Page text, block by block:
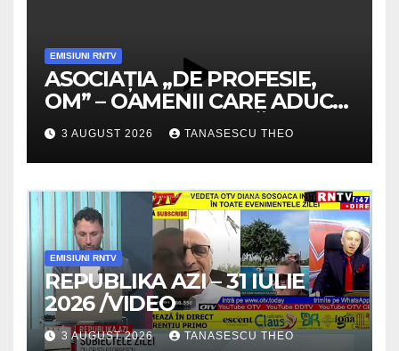
EMISIUNI RNTV
ASOCIAȚIA „DE PROFESIE,
OM” – OAMENII CARE ADUC
VALOARE COMUNITĂȚII /
SECRETELE SUCCESULUI
/VIDEO
3 AUGUST 2026 TANASESCU THEO
EMISIUNI RNTV
REPUBLIKA AZI – 31 IULIE
2026 /VIDEO
3 AUGUST 2026 TANASESCU THEO